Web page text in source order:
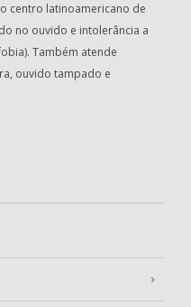
centro latinoamericano de
no ouvido e intolerância a
Também atende
ouvido tampado e